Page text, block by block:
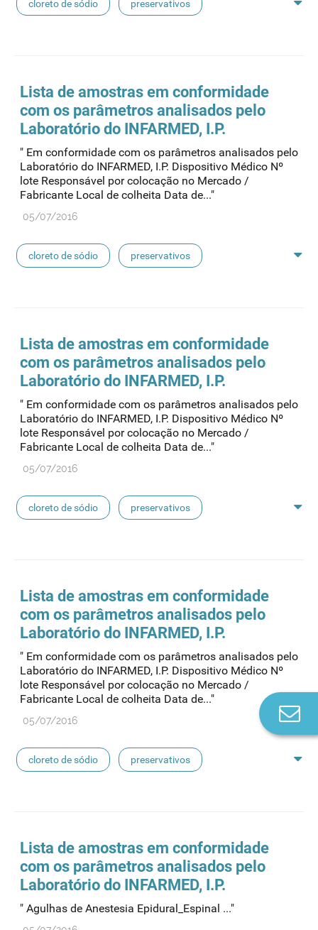
cloreto de sódio preservativos
pensos lancetas luvas cirúrgicas
concentrados de hemodiálise lavagem nasal
linhas de perfusão desinfetantes
Lista de amostras em conformidade
com os parâmetros analisados pelo
Laboratório do INFARMED, I.P.
" Em conformidade com os parâmetros analisados pelo
Laboratório do INFARMED, I.P. Dispositivo Médico Nº
lote Responsável por colocação no Mercado /
Fabricante Local de colheita Data de..."
05/07/2016
cloreto de sódio preservativos
pensos lancetas luvas cirúrgicas
concentrados de hemodiálise lavagem nasal
linhas de perfusão desinfetantes
Lista de amostras em conformidade
com os parâmetros analisados pelo
Laboratório do INFARMED, I.P.
" Em conformidade com os parâmetros analisados pelo
Laboratório do INFARMED, I.P. Dispositivo Médico Nº
lote Responsável por colocação no Mercado /
Fabricante Local de colheita Data de..."
05/07/2016
cloreto de sódio preservativos
pensos lancetas luvas cirúrgicas
concentrados de hemodiálise lavagem nasal
linhas de perfusão desinfetantes
Lista de amostras em conformidade
com os parâmetros analisados pelo
Laboratório do INFARMED, I.P.
" Em conformidade com os parâmetros analisados pelo
Laboratório do INFARMED, I.P. Dispositivo Médico Nº
lote Responsável por colocação no Mercado /
Fabricante Local de colheita Data de..."
05/07/2016
cloreto de sódio preservativos
pensos lancetas luvas cirúrgicas
concentrados de hemodiálise lavagem nasal
Lista de amostras em conformidade
com os parâmetros analisados pelo
Laboratório do INFARMED, I.P.
" Agulhas de Anestesia Epidural_Espinal ..."